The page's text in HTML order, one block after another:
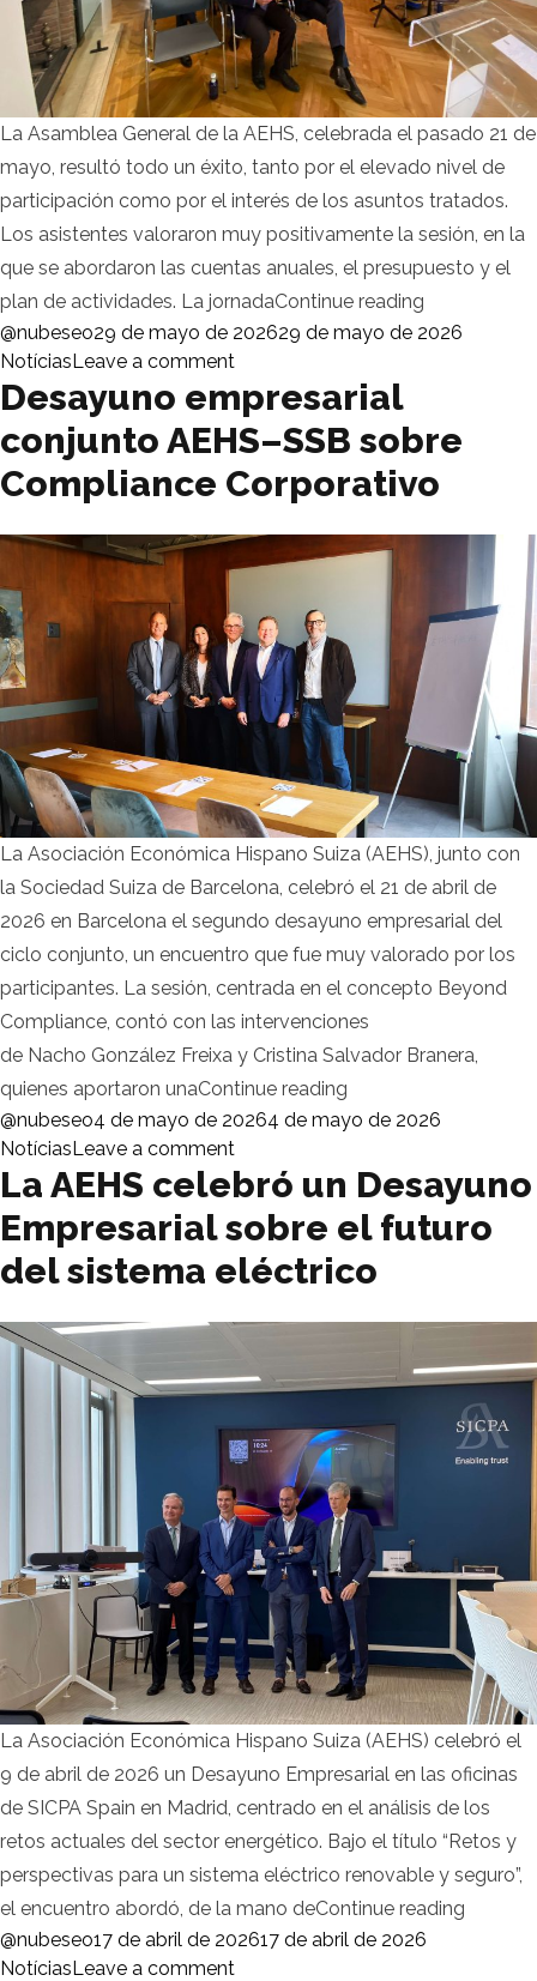
La Asamblea General de la AEHS, celebrada el pasado 21 de
mayo, resultó todo un éxito, tanto por el elevado nivel de
participación como por el interés de los asuntos tratados.
Los asistentes valoraron muy positivamente la sesión, en la
que se abordaron las cuentas anuales, el presupuesto y el
plan de actividades. La jornadaContinue reading
Posted by
@nubeseo29 de mayo de 202629 de mayo de 2026
NotíciasLeave a comment
Desayuno empresarial
conjunto AEHS–SSB sobre
Compliance Corporativo
La Asociación Económica Hispano Suiza (AEHS), junto con
la Sociedad Suiza de Barcelona, celebró el 21 de abril de
2026 en Barcelona el segundo desayuno empresarial del
ciclo conjunto, un encuentro que fue muy valorado por los
participantes. La sesión, centrada en el concepto Beyond
Compliance, contó con las intervenciones
de Nacho González Freixa y Cristina Salvador Branera,
quienes aportaron unaContinue reading
Posted by
@nubeseo4 de mayo de 20264 de mayo de 2026
NotíciasLeave a comment
La AEHS celebró un Desayuno
Empresarial sobre el futuro
del sistema eléctrico
La Asociación Económica Hispano Suiza (AEHS) celebró el
9 de abril de 2026 un Desayuno Empresarial en las oficinas
de SICPA Spain en Madrid, centrado en el análisis de los
retos actuales del sector energético. Bajo el título “Retos y
perspectivas para un sistema eléctrico renovable y seguro”,
el encuentro abordó, de la mano deContinue reading
Posted by
@nubeseo17 de abril de 202617 de abril de 2026
NotíciasLeave a comment